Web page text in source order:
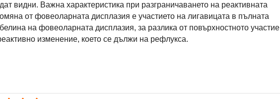
видни. Важна характеристика при разграничаването на реактивната
от фовеоларната дисплазия е участието на лигавицата в пълната
на фовеоларната дисплазия, за разлика от повърхностното участие
изменение, което се дължи на рефлукса.